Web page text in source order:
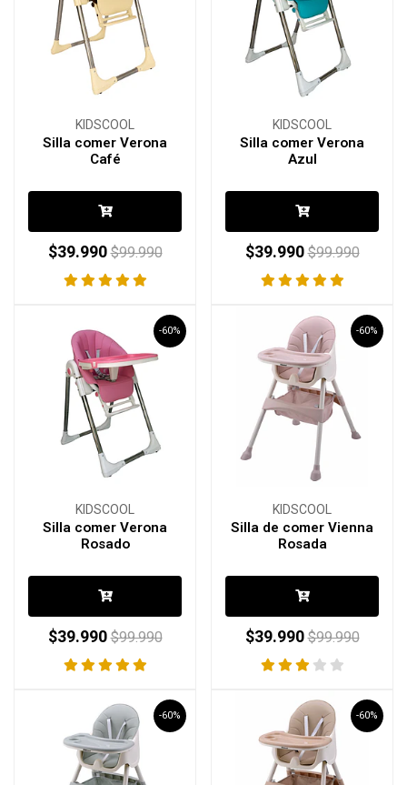
KIDSCOOL
Silla comer Verona
Café
$39.990 $99.990
KIDSCOOL
Silla comer Verona
Azul
$39.990 $99.990
-60%
KIDSCOOL
Silla comer Verona
Rosado
$39.990 $99.990
-60%
KIDSCOOL
Silla de comer Vienna
Rosada
$39.990 $99.990
-60% -60%